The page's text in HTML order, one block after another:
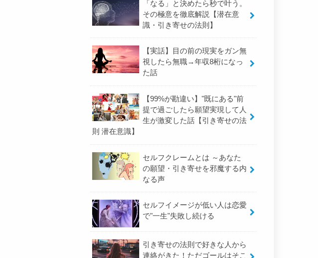
「なる」と決めたら秒で叶う。
その極意を徹底解説【潜在意
識・引き寄せの法則】
【実話】目の前の現実をガン無
視したら無職→年収8桁になっ
た話
【99%が勘違い】"既にある"前
提で過ごしたら願望実現して人
生が激変した話【引き寄せの法
則 潜在意識】
セルフクレームとは ～あなた
の願望・引き寄せを邪魔する内
なる声
セルフイメージが低い人は恋愛
で"一生"失敗し続ける
引き寄せの法則で好きな人から
連絡がきた！ただゴールはそこ